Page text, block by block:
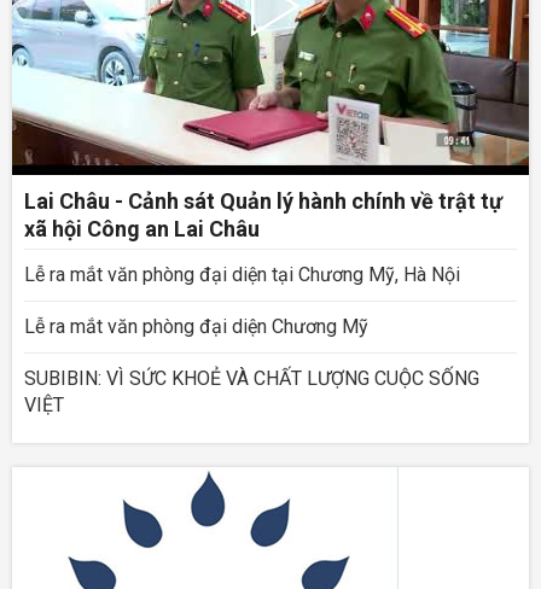
Lai Châu - Cảnh sát Quản lý hành chính về trật tự
xã hội Công an Lai Châu
Lễ ra mắt văn phòng đại diện tại Chương Mỹ, Hà Nội
Lễ ra mắt văn phòng đại diện Chương Mỹ
SUBIBIN: VÌ SỨC KHOẺ VÀ CHẤT LƯỢNG CUỘC SỐNG
VIỆT